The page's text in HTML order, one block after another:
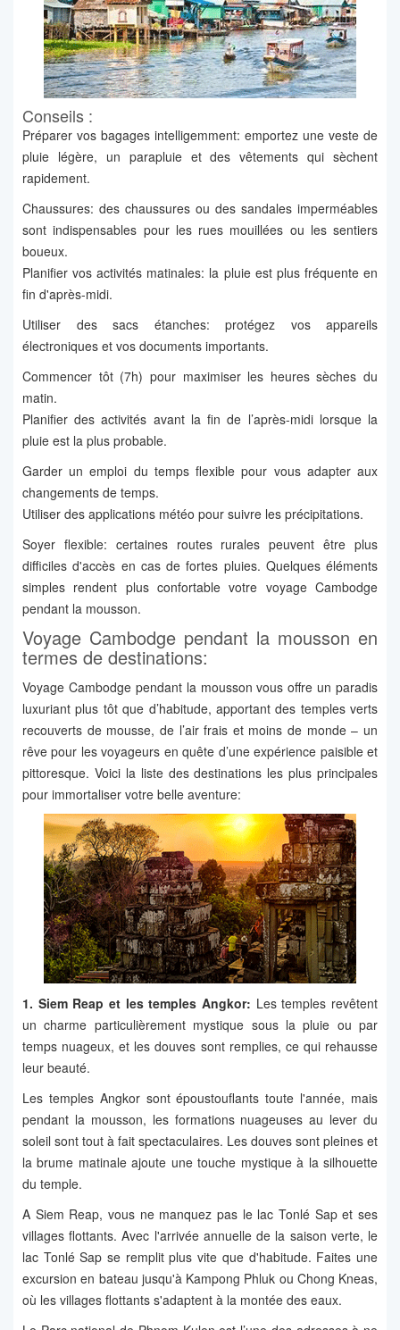
Conseils :
Préparer vos bagages intelligemment: emportez une veste de
pluie légère, un parapluie et des vêtements qui sèchent
rapidement.
Chaussures: des chaussures ou des sandales imperméables
sont indispensables pour les rues mouillées ou les sentiers
boueux.
Planifier vos activités matinales: la pluie est plus fréquente en
fin d'après-midi.
Utiliser des sacs étanches: protégez vos appareils
électroniques et vos documents importants.
Commencer tôt (7h) pour maximiser les heures sèches du
matin.
Planifier des activités avant la fin de l’après-midi lorsque la
pluie est la plus probable.
Garder un emploi du temps flexible pour vous adapter aux
changements de temps.
Utiliser des applications météo pour suivre les précipitations.
Soyer flexible: certaines routes rurales peuvent être plus
difficiles d'accès en cas de fortes pluies. Quelques éléments
simples rendent plus confortable votre voyage Cambodge
pendant la mousson.
Voyage Cambodge pendant la mousson en
termes de destinations:
Voyage Cambodge pendant la mousson vous offre un paradis
luxuriant plus tôt que d’habitude, apportant des temples verts
recouverts de mousse, de l’air frais et moins de monde – un
rêve pour les voyageurs en quête d’une expérience paisible et
pittoresque. Voici la liste des destinations les plus principales
pour immortaliser votre belle aventure:
1. Siem Reap et les temples Angkor: Les temples revêtent
un charme particulièrement mystique sous la pluie ou par
temps nuageux, et les douves sont remplies, ce qui rehausse
leur beauté.
Les temples Angkor sont époustouflants toute l'année, mais
pendant la mousson, les formations nuageuses au lever du
soleil sont tout à fait spectaculaires. Les douves sont pleines et
la brume matinale ajoute une touche mystique à la silhouette
du temple.
A Siem Reap, vous ne manquez pas le lac Tonlé Sap et ses
villages flottants. Avec l'arrivée annuelle de la saison verte, le
lac Tonlé Sap se remplit plus vite que d'habitude. Faites une
excursion en bateau jusqu'à Kampong Phluk ou Chong Kneas,
où les villages flottants s'adaptent à la montée des eaux.